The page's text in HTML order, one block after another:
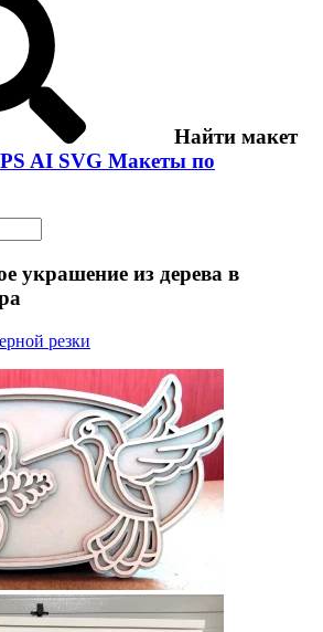
Найти макет
AI SVG Макеты по
украшение из дерева в
резки